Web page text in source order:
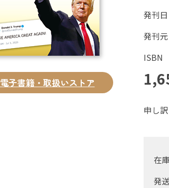
電子書籍・取扱いストア
発刊日
発刊元
ISBN
申し
在
発